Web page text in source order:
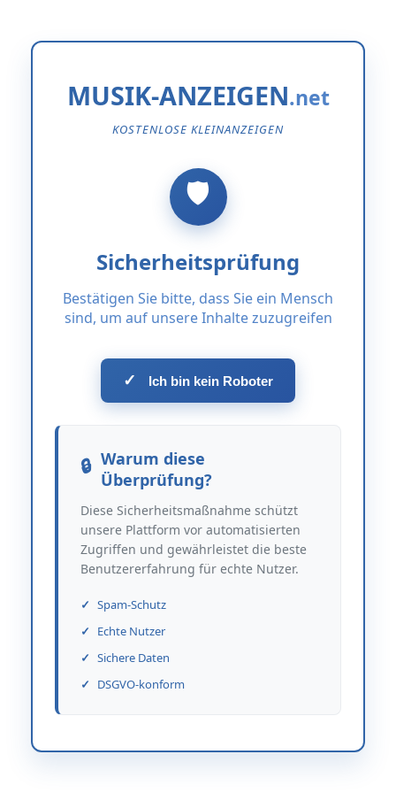
MUSIK-ANZEIGEN
KOSTENLOSE KLEINANZEIGEN
Sicherheitsprüfung
Bestätigen Sie bitte, dass Sie ein Mensch
sind, um auf unsere Inhalte zuzugreifen
✓ Ich bin kein Roboter
Warum diese
Überprüfung?
Diese Sicherheitsmaßnahme schützt
unsere Plattform vor automatisierten
Zugriffen und gewährleistet die beste
Benutzererfahrung für echte Nutzer.
Spam-Schutz
Echte Nutzer
Sichere Daten
DSGVO-konform